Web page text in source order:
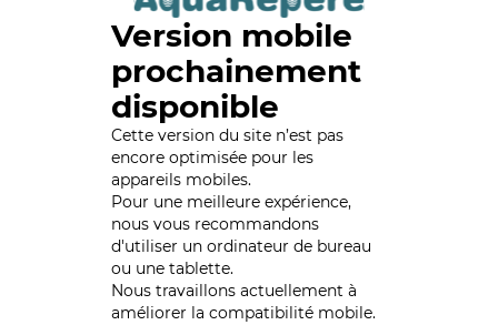
Version mobile
prochainement
disponible
Cette version du site n’est pas
encore optimisée pour les
appareils mobiles.
Pour une meilleure expérience,
nous vous recommandons
d'utiliser un ordinateur de bureau
ou une tablette.
Nous travaillons actuellement à
améliorer la compatibilité mobile.